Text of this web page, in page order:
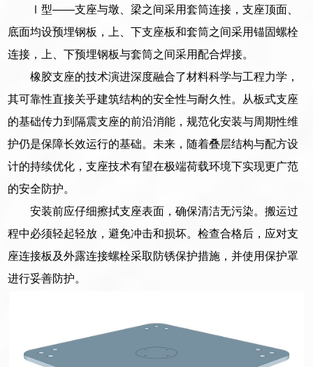
Ⅰ型——支座与墩、梁之间采用套筒连接，支座顶面、
底面均设预埋钢板，上、下支座板和套筒之间采用锚固螺栓
连接，上、下预埋钢板与套筒之间采用配合焊接。
橡胶支座的技术演进深度融合了材料科学与工程力学，
其可靠性直接关乎建筑结构的安全性与耐久性。从板式支座
的基础传力到隔震支座的前沿消能，规范化安装与周期性维
护仍是保障长效运行的基础。未来，随着叠层结构与配方设
计的持续优化，支座技术有望在极端荷载环境下实现更广范
的安全防护。
安装前应仔细擦拭支座表面，确保清洁无污染。搬运过
程中必须轻起轻放，避免冲击和损坏。检查合格后，应对支
座连接板及外露连接螺栓采取防锈保护措施，并使用保护罩
进行妥善防护。